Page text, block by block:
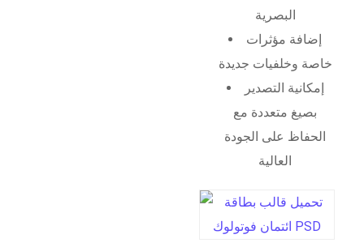
البصرية
إضافة مؤثرات
خاصة وخلفيات جديدة
إمكانية التصدير
بصيغ متعددة مع
الحفاظ على الجودة
العالية